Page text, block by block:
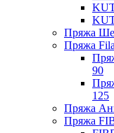
Пряжа
Пряжа
90
125
Пряжа
Пряжа